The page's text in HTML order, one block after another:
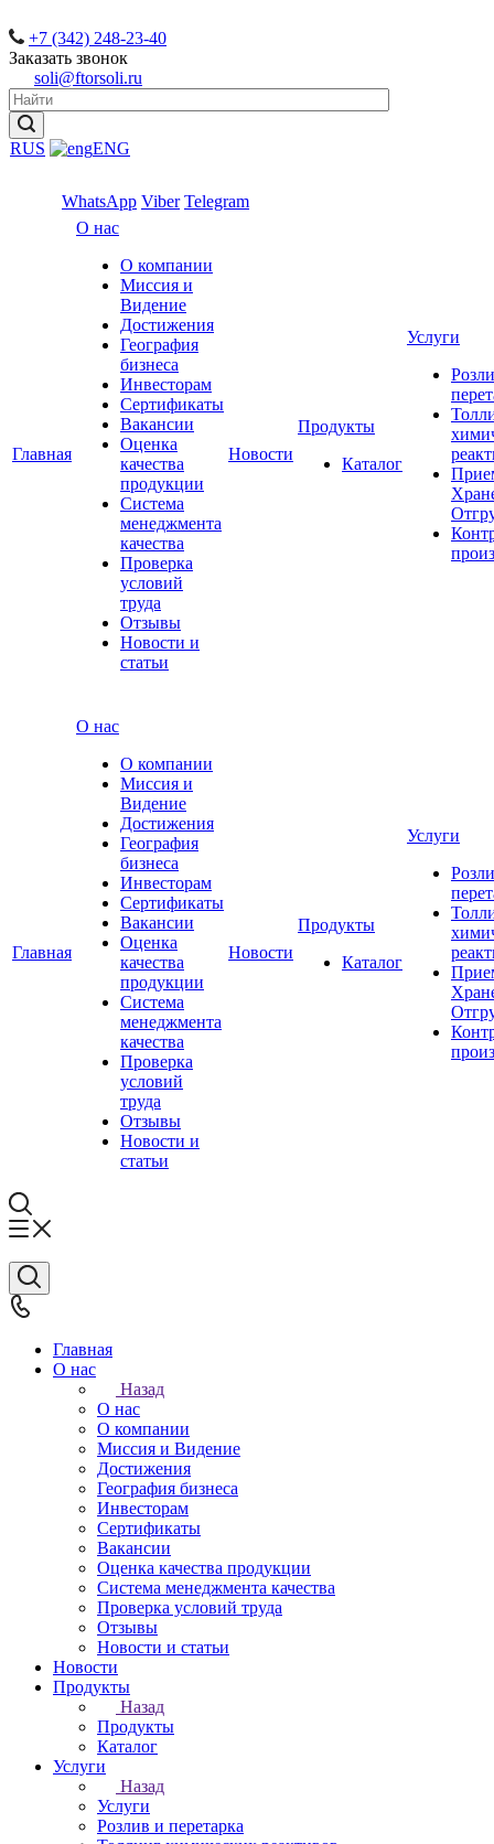
+7 (342) 248-23-40
Заказать звонок
soli@ftorsoli.ru
RUS ENG
WhatsApp Viber Telegram
Главная
О нас
О компании
Миссия и
Видение
Достижения
География
бизнеса
Инвесторам
Сертификаты
Вакансии
Оценка
качества
продукции
Система
менеджмента
качества
Проверка
условий
труда
Отзывы
Новости и
статьи
Новости
Продукты
Каталог
Услуги
Главная
О нас
О компании
Миссия и
Видение
Достижения
География
бизнеса
Инвесторам
Сертификаты
Вакансии
Оценка
качества
продукции
Система
менеджмента
качества
Проверка
условий
труда
Отзывы
Новости и
статьи
Новости
Продукты
Каталог
Услуги
Главная
О нас
Назад
О нас
О компании
Миссия и Видение
Достижения
География бизнеса
Инвесторам
Сертификаты
Вакансии
Оценка качества продукции
Система менеджмента качества
Проверка условий труда
Отзывы
Новости и статьи
Новости
Продукты
Назад
Продукты
Каталог
Услуги
Назад
Услуги
Розлив и перетарка